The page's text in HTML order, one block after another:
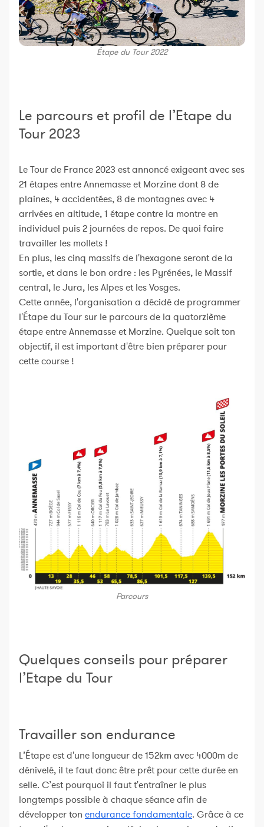
Étape du Tour 2022
Le parcours et profil de l’Etape du
Tour 2023
Le Tour de France 2023 est annoncé exigeant avec ses
21 étapes entre Annemasse et Morzine dont 8 de
plaines, 4 accidentées, 8 de montagnes avec 4
arrivées en altitude, 1 étape contre la montre en
individuel puis 2 journées de repos. De quoi faire
travailler les mollets !
En plus, les cinq massifs de l'hexagone seront de la
sortie, et dans le bon ordre : les Pyrénées, le Massif
central, le Jura, les Alpes et les Vosges.
Cette année, l'organisation a décidé de programmer
l'Étape du Tour sur le parcours de la quatorzième
étape entre Annemasse et Morzine. Quelque soit ton
objectif, il est important d'être bien préparer pour
cette course !
Parcours
Quelques conseils pour préparer
l’Etape du Tour
Travailler son endurance
L’Étape est d'une longueur de 152km avec 4000m de
dénivelé, il te faut donc être prêt pour cette durée en
selle. C’est pourquoi il faut t'entraîner le plus
longtemps possible à chaque séance afin de
développer ton endurance fondamentale. Grâce à ce